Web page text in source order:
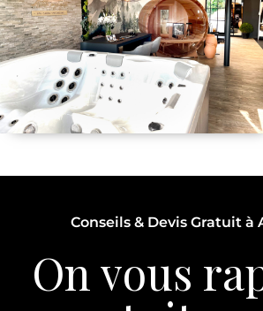
Conseils & Devis Gratuit à
On vous